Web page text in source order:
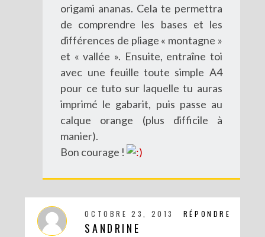
origami ananas. Cela te permettra
de comprendre les bases et les
différences de pliage « montagne »
et « vallée ». Ensuite, entraîne toi
avec une feuille toute simple A4
pour ce tuto sur laquelle tu auras
imprimé le gabarit, puis passe au
calque orange (plus difficile à
manier).
Bon courage !
RÉPONDRE
OCTOBRE 23, 2013
SANDRINE